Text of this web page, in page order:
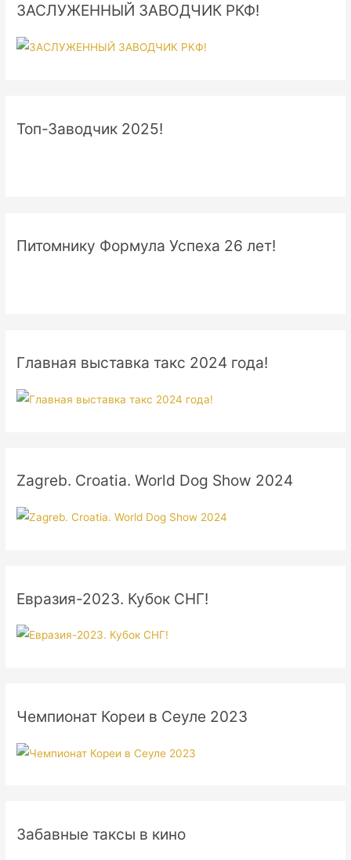
ЗАСЛУЖЕННЫЙ ЗАВОДЧИК РКФ!
Топ-Заводчик 2025!
Питомнику Формула Успеха 26 лет!
Главная выставка такс 2024 года!
Zagreb. Croatia. World Dog Show 2024
Евразия-2023. Кубок СНГ!
Чемпионат Кореи в Сеуле 2023
Забавные таксы в кино